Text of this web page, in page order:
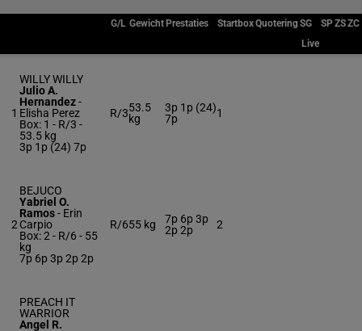
G/L Gewicht Prestaties StartboxQuoteringSG SPZSZC
Live
1
WILLY WILLY
Julio A.
Hernandez-
Elisha Perez
Box: 1 - R/3 -
53.5 kg
3p 1p (24) 7p
R/353.5
kg
3p 1p (24)
7p
1
2
BEJUCO
Yabriel O.
Ramos- Erin
Carpio
Box: 2 - R/6 - 55
kg
7p 6p 3p 2p 2p
R/655 kg
7p 6p 3p
2p 2p
2
PREACH IT
WARRIOR
Angel R.